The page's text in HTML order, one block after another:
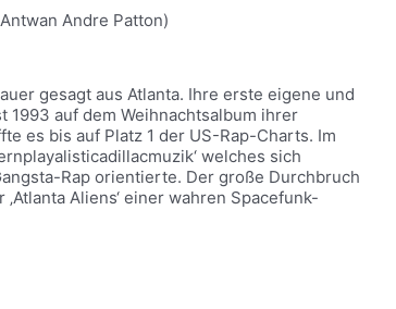
Andre Patton)
gesagt aus Atlanta. Ihre erste eigene und
1993 auf dem Weihnachtsalbum ihrer
es bis auf Platz 1 der US-Rap-Charts. Im
welches sich
Rap orientierte. Der große Durchbruch
Aliens‘ einer wahren Spacefunk-